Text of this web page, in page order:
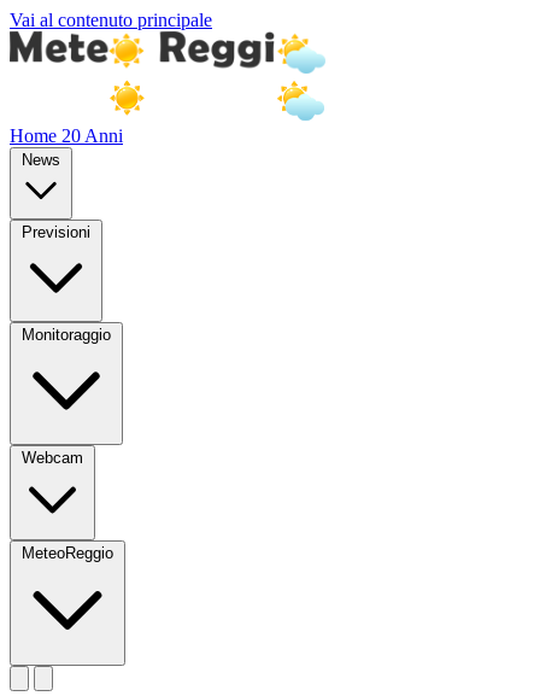
Vai al contenuto principale
Home 20 Anni
News
Previsioni
Monitoraggio
Webcam
MeteoReggio